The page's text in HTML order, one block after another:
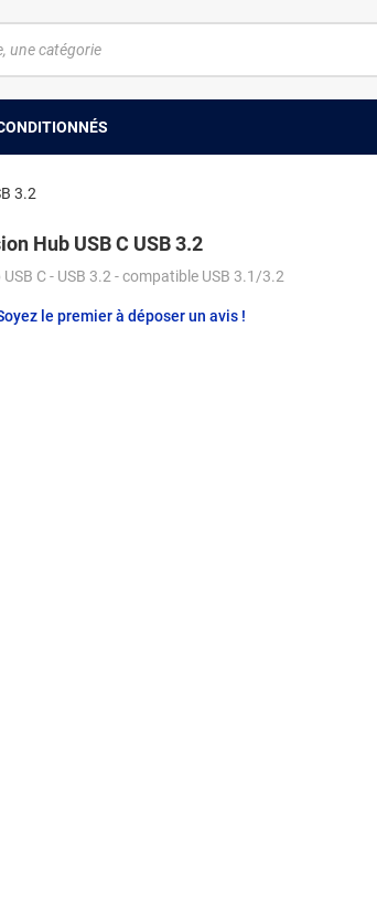
3.2
Hub USB C USB 3.2
USB C - USB 3.2 - compatible USB 3.1/3.2
le premier à déposer un avis !